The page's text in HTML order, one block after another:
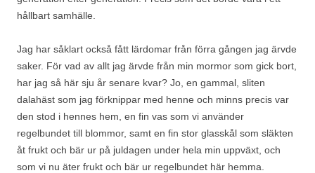
hållbart samhälle.
Jag har såklart också fått lärdomar från förra gången jag ärvde
saker. För vad av allt jag ärvde från min mormor som gick bort,
har jag så här sju år senare kvar? Jo, en gammal, sliten
dalahäst som jag förknippar med henne och minns precis var
den stod i hennes hem, en fin vas som vi använder
regelbundet till blommor, samt en fin stor glasskål som släkten
åt frukt och bär ur på juldagen under hela min uppväxt, och
som vi nu äter frukt och bär ur regelbundet här hemma.